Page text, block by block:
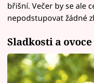
břišní. Večer by se ale
nepodstupovat žádné
Sladkosti a ovoce